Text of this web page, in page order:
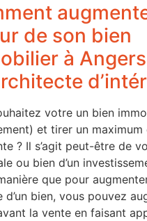
de son bien
à
votre un bien
et tirer un
? Il s’agit peut-être de
ou bien d’un
que pour
d’un bien, vous pouvez
la vente en faisant